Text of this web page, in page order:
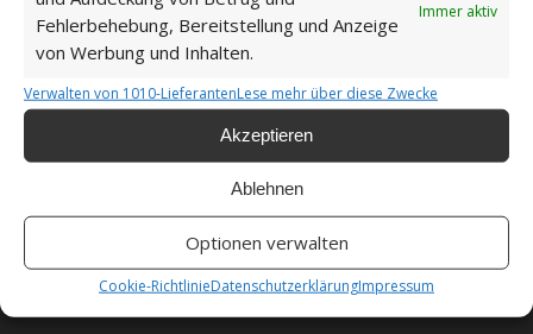
Fehlerbehebung, Bereitstellung und Anzeige
von Werbung und Inhalten.
Immer aktiv
Verwalten von 1010-LieferantenLese mehr über diese Zwecke
Akzeptieren
Ablehnen
Optionen verwalten
Cookie-RichtlinieDatenschutzerklärungImpressum
Impressum
Datenschutzerklärung